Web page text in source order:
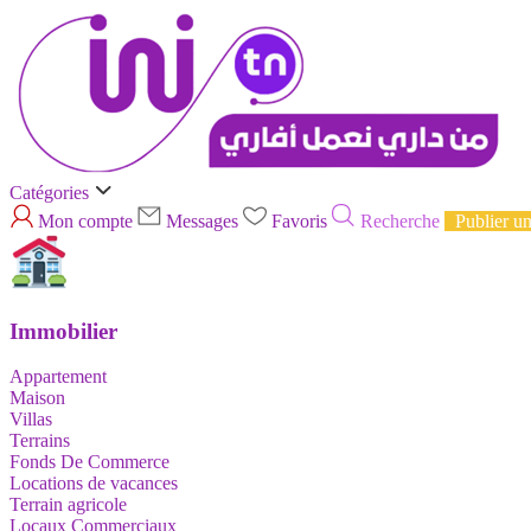
Catégories
Mon compte
Messages Favoris Recherche Publier
Immobilier
Appartement
Maison
Villas
Terrains
Fonds De Commerce
Locations de vacances
Terrain agricole
Locaux Commerciaux